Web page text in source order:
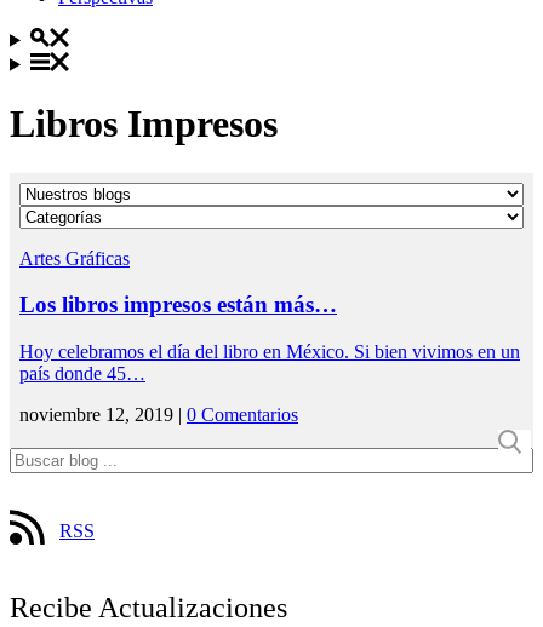
Libros Impresos
Artes Gráficas
Los libros impresos están más…
Hoy celebramos el día del libro en México. Si bien vivimos en un
país donde 45…
noviembre 12, 2019 | 0 Comentarios
RSS
Recibe Actualizaciones